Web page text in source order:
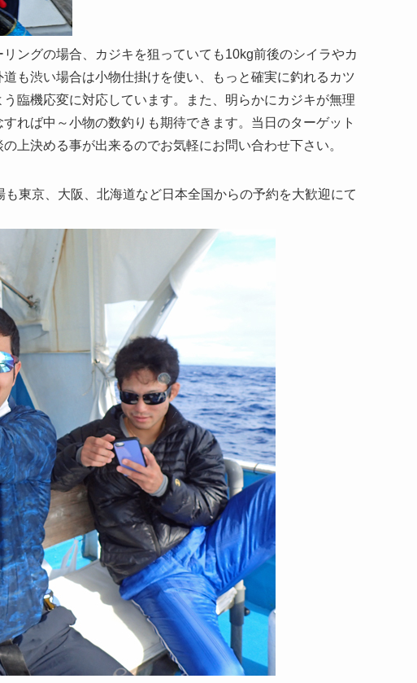
ングの場合、カジキを狙っていても10kg前後のシイラやカ
も渋い場合は小物仕掛けを使い、もっと確実に釣れるカツ
臨機応変に対応しています。また、明らかにカジキが無理
れば中～小物の数釣りも期待できます。当日のターゲット
上決める事が出来るのでお気軽にお問い合わせ下さい。
東京、大阪、北海道など日本全国からの予約を大歓迎にて